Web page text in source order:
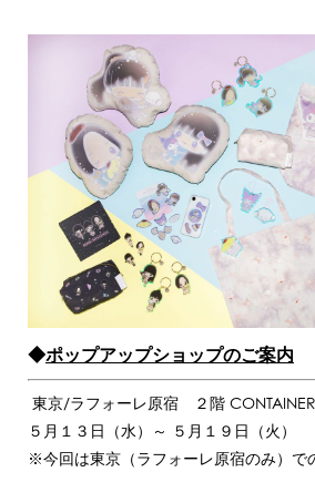
◆ポップアップショップのご案内
東京/ラフォーレ原宿 ２階 CONTAINER
５月１３日（水）～ ５月１９日（火）
※今回は東京（ラフォーレ原宿のみ）で